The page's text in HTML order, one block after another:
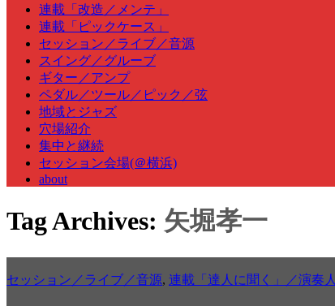
連載「改造／メンテ」
連載「ピックケース」
セッション／ライブ／音源
スイング／グルーブ
ギター／アンプ
ペダル／ツール／ピック／弦
地域とジャズ
穴場紹介
集中と継続
セッション会場(＠横浜)
about
Tag Archives: 矢堀孝一
セッション／ライブ／音源, 連載「達人に聞く」／演奏人